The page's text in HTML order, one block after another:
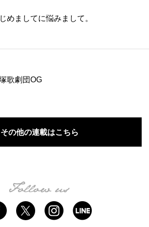
めましてに悩みまして。
歌劇団OG
その他の連載はこちら